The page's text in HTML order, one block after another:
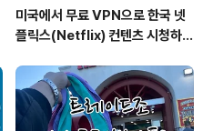
미국에서 무료 VPN으로 한국 넷
플릭스(Netflix) 컨텐츠 시청하는
도 가능)